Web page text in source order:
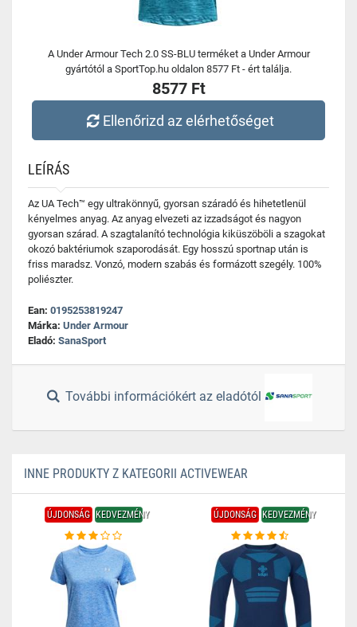
A Under Armour Tech 2.0 SS-BLU terméket a Under Armour
gyártótól a SportTop.hu oldalon 8577 Ft - ért találja.
8577 Ft
Ellenőrizd az elérhetőséget
LEÍRÁS
Az UA Tech™ egy ultrakönnyű, gyorsan száradó és hihetetlenül
kényelmes anyag. Az anyag elvezeti az izzadságot és nagyon
gyorsan szárad. A szagtalanító technológia kiküszöböli a szagokat
okozó baktériumok szaporodását. Egy hosszú sportnap után is
friss maradsz. Vonzó, modern szabás és formázott szegély. 100%
poliészter.
Ean: 0195253819247
Márka: Under Armour
Eladó: SanaSport
További információkért az eladótól
INNE PRODUKTY Z KATEGORII ACTIVEWEAR
ÚJDONSÁG KEDVEZMÉNY ÚJDONSÁG KEDVEZMÉNY